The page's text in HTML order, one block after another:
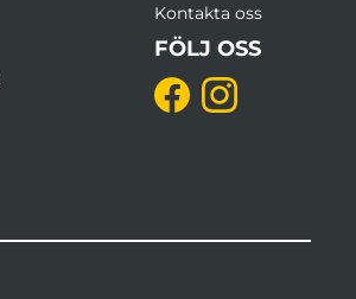
Kontakta oss
FÖLJ OSS